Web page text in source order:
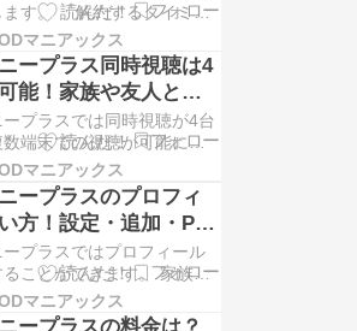
All Righ…
ます。 「解約するタイミン
良い」 「解約する前に注
くことはある？」 「解約後
方法は？」 このような解約
疑問も一緒に説明していき
© 2022 VODマニアック
マニアックス
ープラス同時視聴は4
能！家族や友人と共
？
プラスでは同時視聴が4台
数端末での視聴が可能にな
。 「4台以上で再生すると
か？」 「家族や友人と共
視聴可能なのか？」 「他
聴可能なサービスはある ...
© 2022 VODマニアックス
マニアックス
ープラスのプロフィ
方！設定・追加・PIN
も説明
ープラスではプロフィール
ることができます。 家族で
にプロフィールを分ける
などを分けることができ
マニアックス